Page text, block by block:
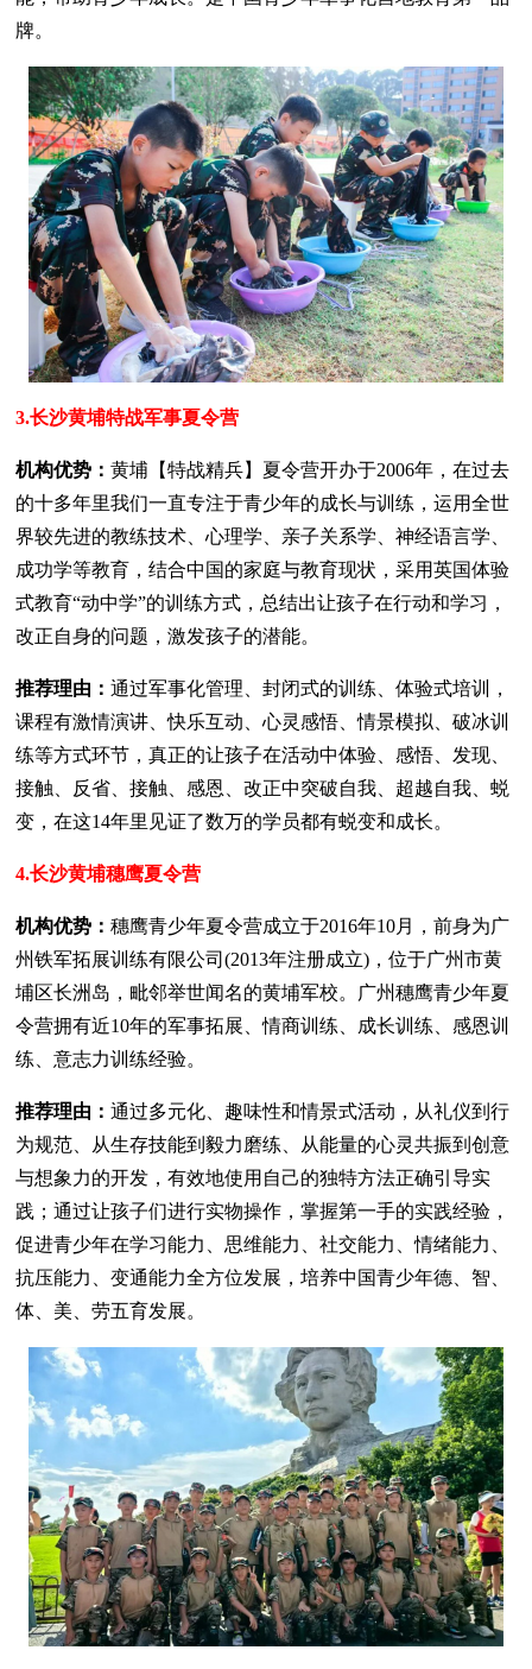
牌。
3.长沙黄埔特战军事夏令营
机构优势：黄埔【特战精兵】夏令营开办于2006年，在过去
的十多年里我们一直专注于青少年的成长与训练，运用全世
界较先进的教练技术、心理学、亲子关系学、神经语言学、
成功学等教育，结合中国的家庭与教育现状，采用英国体验
式教育“动中学”的训练方式，总结出让孩子在行动和学习，
改正自身的问题，激发孩子的潜能。
推荐理由：通过军事化管理、封闭式的训练、体验式培训，
课程有激情演讲、快乐互动、心灵感悟、情景模拟、破冰训
练等方式环节，真正的让孩子在活动中体验、感悟、发现、
接触、反省、接触、感恩、改正中突破自我、超越自我、蜕
变，在这14年里见证了数万的学员都有蜕变和成长。
4.长沙黄埔穗鹰夏令营
机构优势：穗鹰青少年夏令营成立于2016年10月，前身为广
州铁军拓展训练有限公司(2013年注册成立)，位于广州市黄
埔区长洲岛，毗邻举世闻名的黄埔军校。广州穗鹰青少年夏
令营拥有近10年的军事拓展、情商训练、成长训练、感恩训
练、意志力训练经验。
推荐理由：通过多元化、趣味性和情景式活动，从礼仪到行
为规范、从生存技能到毅力磨练、从能量的心灵共振到创意
与想象力的开发，有效地使用自己的独特方法正确引导实
践；通过让孩子们进行实物操作，掌握第一手的实践经验，
促进青少年在学习能力、思维能力、社交能力、情绪能力、
抗压能力、变通能力全方位发展，培养中国青少年德、智、
体、美、劳五育发展。